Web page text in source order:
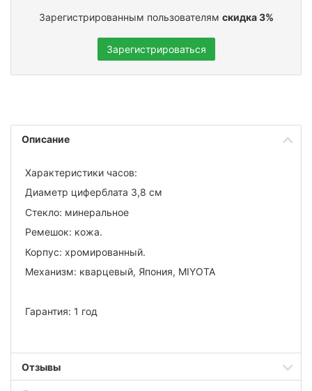
Зарегистрированным пользователям скидка 3%
Зарегистрироваться
Описание
Характеристики часов:
Диаметр циферблата 3,8 см
Стекло: минеральное
Ремешок: кожа.
Корпус: хромированный.
Механизм: кварцевый, Япония, MIYOTA
Гарантия: 1 год
Отзывы